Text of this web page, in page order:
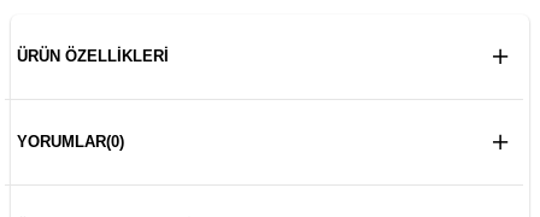
ÜRÜN ÖZELLIKLERI
YORUMLAR(0)